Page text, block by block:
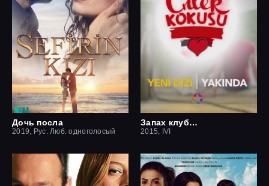
Дочь посла
2019, Рус. Люб. одноголосый
Запах клубники
2015, IVI